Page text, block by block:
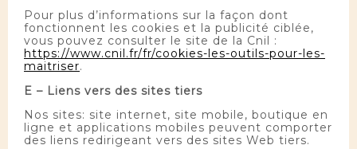
Pour plus d’informations sur la façon dont
fonctionnent les cookies et la publicité ciblée,
vous pouvez consulter le site de la Cnil :
https://www.cnil.fr/fr/cookies-les-outils-pour-les-
maitriser.
E – Liens vers des sites tiers
Nos sites: site internet, site mobile, boutique en
ligne et applications mobiles peuvent comporter
des liens redirigeant vers des sites Web tiers.